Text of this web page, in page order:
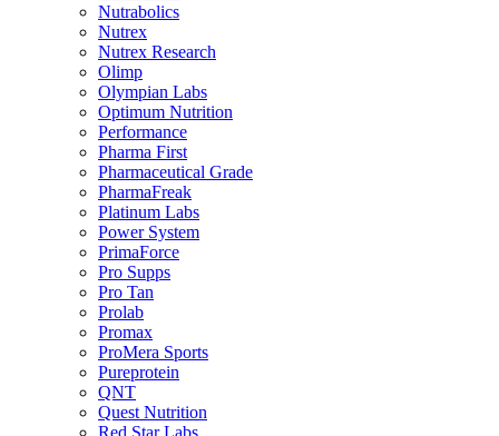
Nutrabolics
Nutrex
Nutrex Research
Olimp
Olympian Labs
Optimum Nutrition
Performance
Pharma First
Pharmaceutical Grade
PharmaFreak
Platinum Labs
Power System
PrimaForce
Pro Supps
Pro Tan
Prolab
Promax
ProMera Sports
Pureprotein
QNT
Quest Nutrition
Red Star Labs